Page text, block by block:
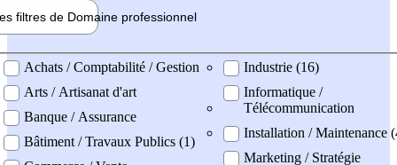
filtres de Domaine professionnel
professionel
Achats / Comptabilité / Gestion
Arts / Artisanat d'art
Banque / Assurance
Bâtiment / Travaux Publics (1)
Industrie (16)
Informatique /
Télécommunication
Installation / Maintenance
Marketing / Stratégie